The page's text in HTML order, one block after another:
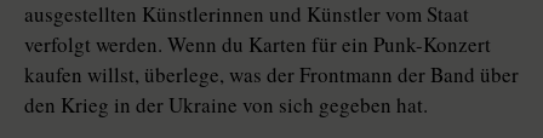
ausgestellten Künstlerinnen und Künstler vom Staat
verfolgt werden. Wenn du Karten für ein Punk-Konzert
kaufen willst, überlege, was der Frontmann der Band über
den Krieg in der Ukraine von sich gegeben hat.